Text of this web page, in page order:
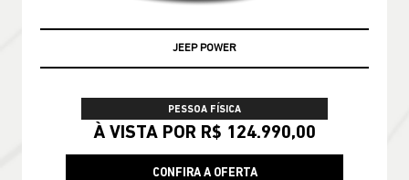
JEEP POWER
PESSOA FÍSICA
À VISTA POR R$ 124.990,00
CONFIRA A OFERTA